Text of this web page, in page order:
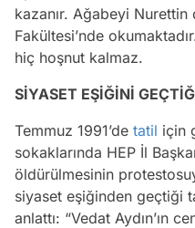
kazanır. Ağabeyi Nurettin
Fakültesi’nde
hiç hoşnut kalmaz.
SİYASET EŞİĞİNİ
Temmuz 1991’de tatil için
sokaklarında HEP İl
öldürülmesinin
siyaset eşiğinden geçtiği
anlattı: “Vedat Aydın’ın